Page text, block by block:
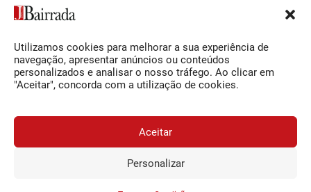
Utilizamos cookies para melhorar a sua experiência de
navegação, apresentar anúncios ou conteúdos
personalizados e analisar o nosso tráfego. Ao clicar em
"Aceitar", concorda com a utilização de cookies.
Aceitar
Personalizar
Siga-nos
Facebook
O Jornal da Bairrada
Contactos
Termos e Condições